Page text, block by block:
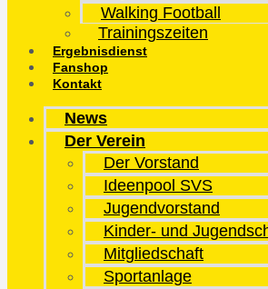
Walking Football
Trainingszeiten
Ergebnisdienst
Fanshop
Kontakt
News
Der Verein
Der Vorstand
Ideenpool SVS
Jugendvorstand
Kinder- und
Mitgliedschaft
Sportanlage